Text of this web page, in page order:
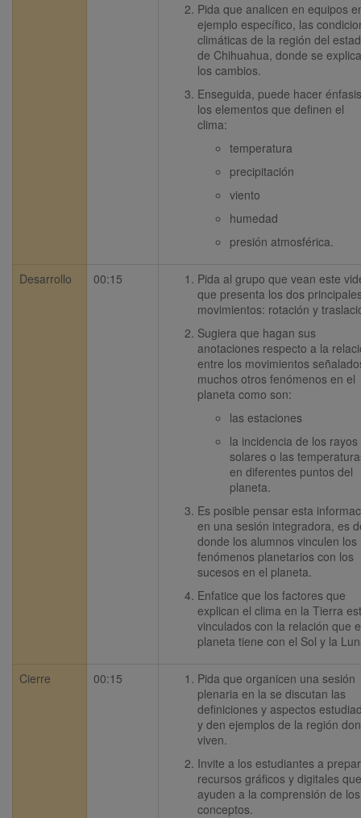
Pida que analicen en equipos
ejemplo específico, las
climáticas de la región del
de Chihuahua, donde se
los cambios.
Enseguida, puede hacer
los elementos que definen el
clima:
temperatura
precipitación
viento
humedad
presión atmosférica.
Desarrollo 00:15
Pida al grupo que vean este
que presenta los dos
movimientos: rotación y
Sugiera que hagan sus
anotaciones respecto a la
entre los movimientos
muchos otros fenómenos en el
planeta como son:
las estaciones
la incidencia de los rayos
solares o las
en diferentes puntos del
planeta.
Es posible pensar esta
en una sesión integradora, es
donde los alumnos vinculen los
fenómenos planetarios con los
sucesos en el planeta.
Enfatice que los factores que
explican el clima en la Tierra
vinculados con la relación que
planeta tiene con el Sol y la
Cierre 00:15
Pida que organicen una sesión
plenaria en la se discutan las
definiciones y aspectos
y den ejemplos de la región
viven.
Invite a los estudiantes a
recursos gráficos y digitales que
ayuden a la comprensión de los
conceptos.